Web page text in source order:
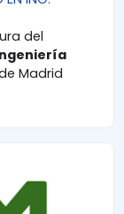
del
Madrid
| UAM